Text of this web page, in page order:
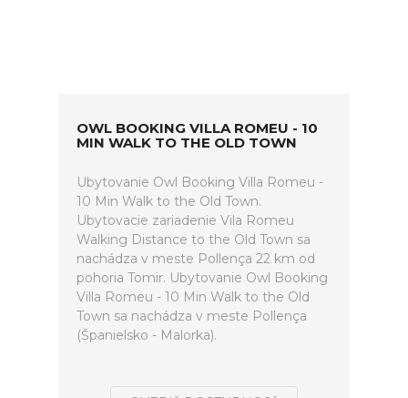
OWL BOOKING VILLA ROMEU - 10
MIN WALK TO THE OLD TOWN
Ubytovanie Owl Booking Villa Romeu -
10 Min Walk to the Old Town.
Ubytovacie zariadenie Vila Romeu
Walking Distance to the Old Town sa
nachádza v meste Pollença 22 km od
pohoria Tomir. Ubytovanie Owl Booking
Villa Romeu - 10 Min Walk to the Old
Town sa nachádza v meste Pollença
(Španielsko - Malorka).